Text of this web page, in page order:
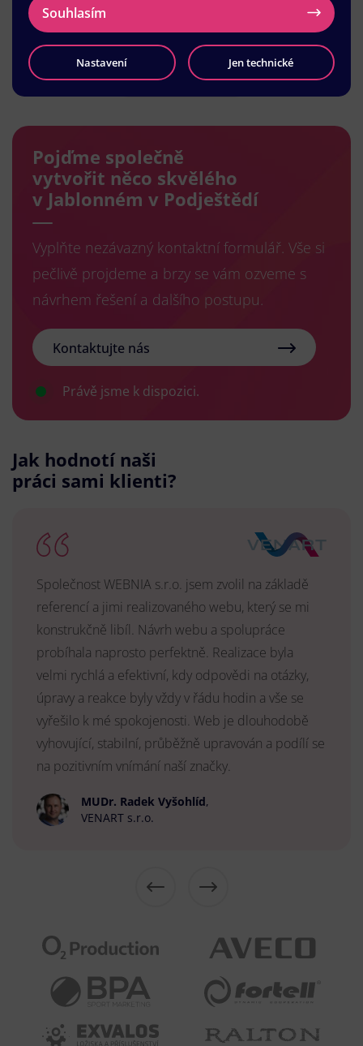
Načíst další
Pojďme společně
vytvořit něco skvělého
v Jablonném v Podještědí
Vyplňte nezávazný kontaktní formulář. Vše si
pečlivě projdeme a brzy se vám ozveme s
návrhem řešení a dalšího postupu.
Kontaktujte nás
Právě jsme k dispozici.
Jak hodnotí naši
práci sami klienti?
Společnost WEBNIA s.r.o. jsem zvolil na základě
referencí a jimi realizovaného webu, který se mi
konstrukčně libíl. Návrh webu a spolupráce
probíhala naprosto perfektně. Realizace byla
velmi rychlá a efektivní, kdy odpovědi na otázky,
úpravy a reakce byly vždy v řádu hodin a vše se
vyřešilo k mé spokojenosti. Web je dlouhodobě
vyhovující, stabilní, průběžně upravován a podílí se
na pozitivním vnímání naší značky.
MUDr. Radek Vyšohlíd,
VENART s.r.o.
Souhlasím
Nastavení Jen technické